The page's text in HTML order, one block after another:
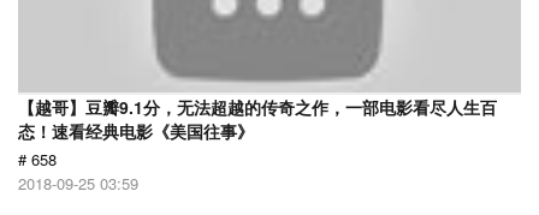
【越哥】豆瓣9.1分，无法超越的传奇之作，一部电影看尽人生百
态！速看经典电影《美国往事》
# 658
2018-09-25 03:59